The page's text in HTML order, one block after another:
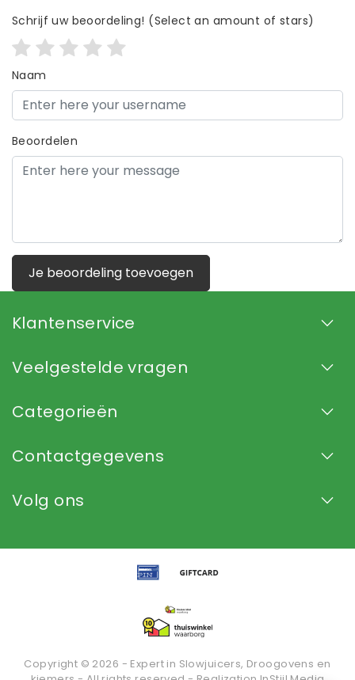
Schrijf uw beoordeling! (Select an amount of stars)
Naam
Beoordelen
Je beoordeling toevoegen
Klantenservice
Veelgestelde vragen
Categorieën
Contactgegevens
Volg ons
Copyright © 2026 - Expert in Slowjuicers, Droogovens en